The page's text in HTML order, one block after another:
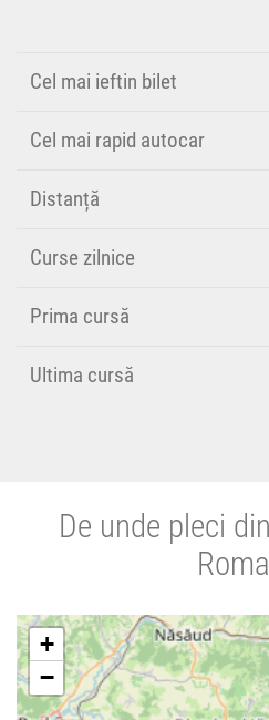
Cel mai ieftin bilet
Cel mai rapid autocar
Distanță
Curse zilnice
Prima cursă
Ultima cursă
De unde pleci
+
−